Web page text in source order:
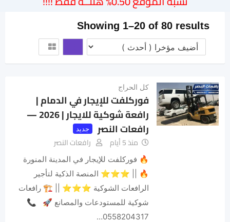
Showing 1–20 of 80 results
كل الحراج
فوركلفت للإيجار في الدمام |
رافعة شوكية للايجار | 2026 —
رافعات النصر
جديد
منذ 5 أيام رافعات النصر
🔥 فوركلفت للإيجار في المدينة المنورة
🔥 || ⭐⭐⭐ المنصة الذكية لتأجير
الرافعات الشوكية ⭐⭐⭐ || 🏗️ رافعات
شوكية للمستودعات والمصانع 🚀 📞
0558204317…